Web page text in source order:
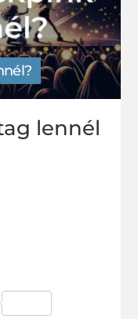
lennél
Ossza